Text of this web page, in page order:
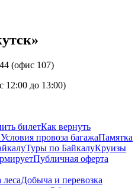
(офис 107)
12:00 до 13:00)
билетКак вернуть
Условия провоза багажаПамятка
Туры по БайкалуКруизы
Публичная оферта
лесаДобыча и перевозка